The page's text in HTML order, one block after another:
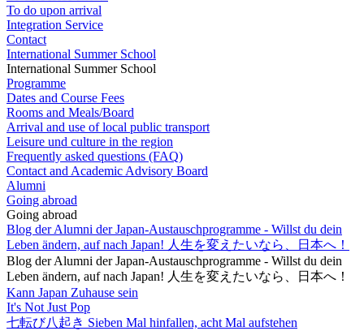
To do upon arrival
Integration Service
Contact
International Summer School
International Summer School
Programme
Dates and Course Fees
Rooms and Meals/Board
Arrival and use of local public transport
Leisure und culture in the region
Frequently asked questions (FAQ)
Contact and Academic Advisory Board
Alumni
Going abroad
Going abroad
Blog der Alumni der Japan-Austauschprogramme - Willst du dein
Leben ändern, auf nach Japan! 人生を変えたいなら、日本へ！
Blog der Alumni der Japan-Austauschprogramme - Willst du dein
Leben ändern, auf nach Japan! 人生を変えたいなら、日本へ！
Kann Japan Zuhause sein
It's Not Just Pop
七転び八起き Sieben Mal hinfallen, acht Mal aufstehen